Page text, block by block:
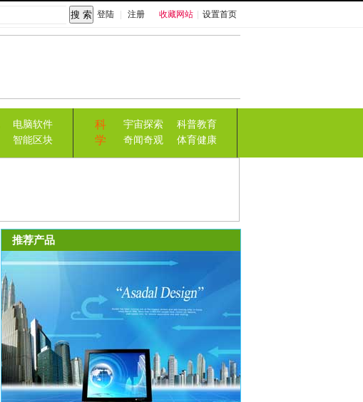
收藏网站 设置首页
登陆 注册
电脑软件
智能区块
科
学
宇宙探索
科普教育
奇闻奇观
体育健康
推荐产品